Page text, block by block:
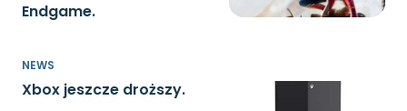
Endgame.
NEWS
Xbox jeszcze droższy.